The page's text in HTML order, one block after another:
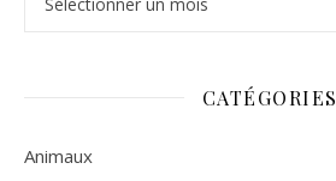
CATÉGORIES
Animaux